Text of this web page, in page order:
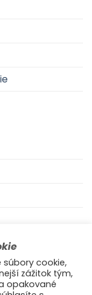
cookie,
zážitok tým,
opakované